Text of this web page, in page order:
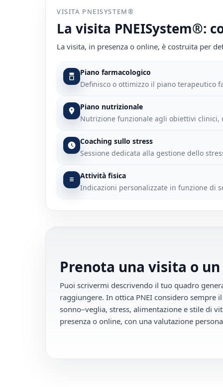
VISITA PNEISYSTEM®
La visita PNEISystem®:
La visita, in presenza o online, è costruita per
Piano farmacologico
Definisco o ottimizzo il piano terapeutico
Piano nutrizionale
Nutrizione funzionale agli obiettivi clinici,
Coaching sullo stress
Sessione dedicata alla gestione dello
Attività fisica
Indicazioni personalizzate in funzione di
Prenota una visita o
Puoi scrivermi descrivendo il tuo quadro
raggiungere. In ottica PNEI considero
sonno–veglia, stress, alimentazione e stile di
presenza o online, con una valutazione